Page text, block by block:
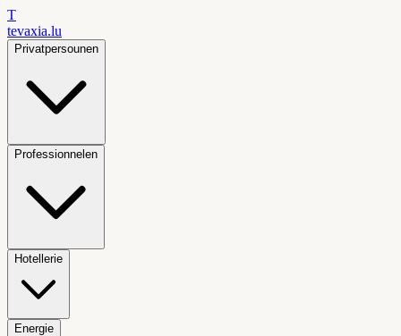
T
tevaxia.lu
Privatpersounen
Professionnelen
Hotellerie
Energie